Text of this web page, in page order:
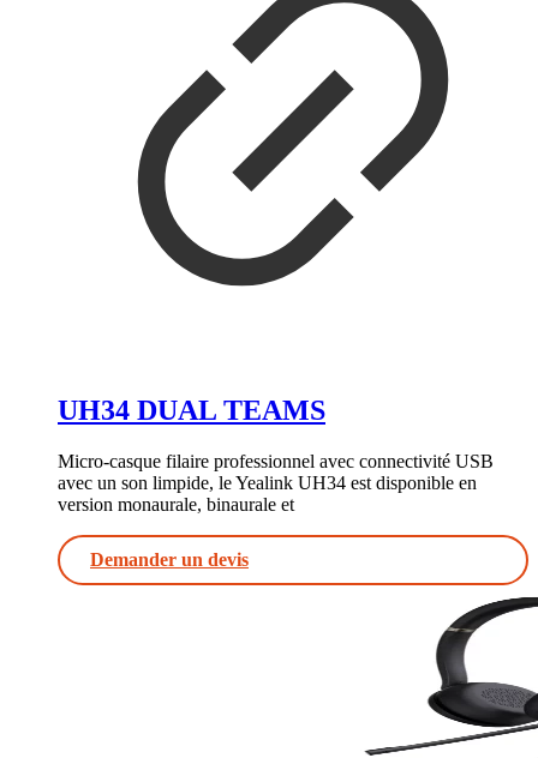
UH34 DUAL TEAMS
Micro-casque filaire professionnel avec connectivité USB
avec un son limpide, le Yealink UH34 est disponible en
version monaurale, binaurale et
Demander un devis